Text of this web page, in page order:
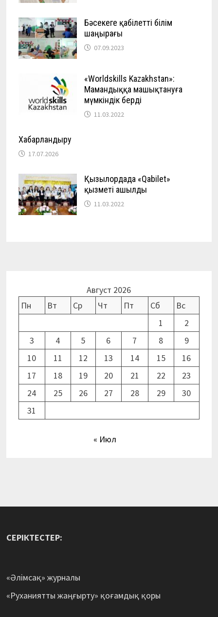
Бәсекеге қабілетті білім
шаңырағы
07.09.2023
«Worldskills Kazakhstan»:
Мамандыққа машықтануға
мүмкіндік берді
11.03.2022
Хабарландыру
17.07.2026
Қызылордада «Qabilet»
қызметі ашылды
11.03.2022
Август 2026
Пн
Вт Ср Чт Пт Сб
Вс
1
2
3
4 5 6 7 8
9
10
11 12 13 14 15
16
17
18 19 20 21 22
23
24
25 26 27 28 29
30
31
« Июл
СЕРІКТЕСТЕР:
«Әлімсақ» журналы
«Руханиятты жаңғырту» қоғамдық қоры